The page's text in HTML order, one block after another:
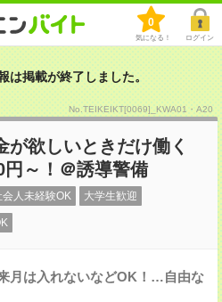
0
気になる！ ログイン
は掲載が終了しました。
No.TEIKEIKT[0069]_KWA01・A20
が欲しいときだけ働く
～！＠誘導警備
会人未経験OK 大学生歓迎
月は入れないなどOK！…自由な